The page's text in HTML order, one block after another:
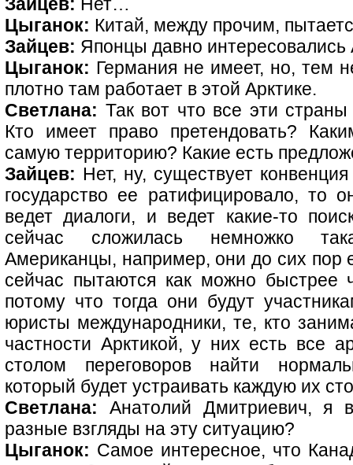
Цыганок: Китай, между прочим,
Зайцев: Японцы давно интересовались
Цыганок: Германия не имеет, но, тем
плотно там работает в этой Арктике.
Светлана: Так вот что все эти
Кто имеет право претендовать?
самую территорию? Какие есть
Зайцев: Нет, ну, существует
государство ее ратифицировало, то
ведет диалоги, и ведет какие-то
сейчас сложилась немножко
Американцы, например, они до сих
сейчас пытаются как можно быстрее
потому что тогда они будут
юристы международники, те, кто
частности Арктикой, у них есть все
столом переговоров найти
который будет устраивать каждую их
Светлана: Анатолий Дмитриевич, я
разные взгляды на эту ситуацию?
Цыганок: Самое интересное, что